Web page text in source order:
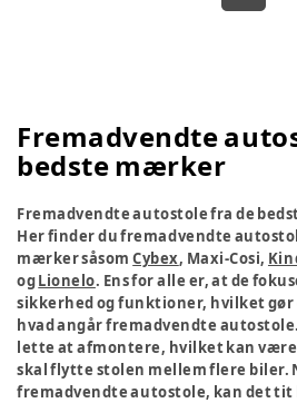
Fremadvendte
bedste mærker
Fremadvendte autostole fra de
Her finder du fremadvendte
mærker såsomCybex, Maxi-Cosi,
ogLionelo. Ens for alle er, at de
sikkerhed og funktioner, hvilket gør
hvad angår fremadvendte
lette at afmontere, hvilket kan være
skal flytte stolen mellem flere biler.
fremadvendte autostole, kan det tit